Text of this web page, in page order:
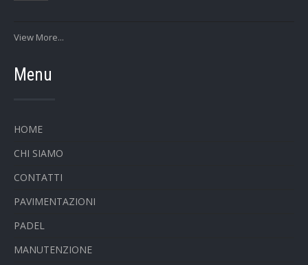
View More...
Menu
HOME
CHI SIAMO
CONTATTI
PAVIMENTAZIONI
PADEL
MANUTENZIONE